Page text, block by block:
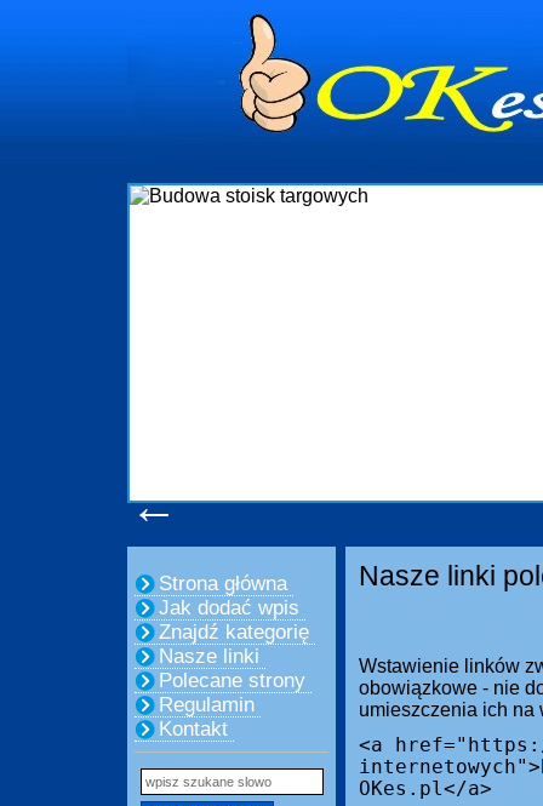
←
Strona główna
Jak dodać wpis
Znajdź kategorię
Nasze linki
Polecane strony
Regulamin
Kontakt
Nasze linki
Wstawienie linków
obowiązkowe - nie
umieszczenia ich na
<a
OKes.pl</a>